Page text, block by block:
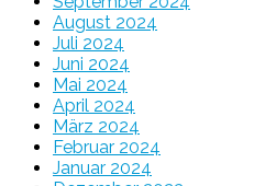
August 2024
Juli 2024
Juni 2024
Mai 2024
April 2024
März 2024
Februar 2024
Januar 2024